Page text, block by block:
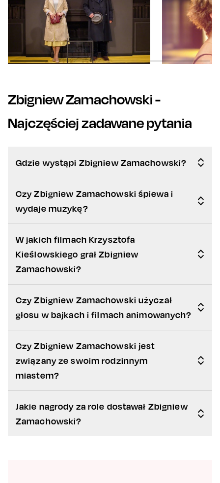
Zbigniew Zamachowski-
Najczęściej zadawane pytania
Gdzie wystąpi Zbigniew Zamachowski?
Czy Zbigniew Zamachowski śpiewa i
wydaje muzykę?
W jakich filmach Krzysztofa
Kieślowskiego grał Zbigniew
Zamachowski?
Czy Zbigniew Zamachowski użyczał
głosu w bajkach i filmach animowanych?
Czy Zbigniew Zamachowski jest
związany ze swoim rodzinnym
miastem?
Jakie nagrody za role dostawał Zbigniew
Zamachowski?